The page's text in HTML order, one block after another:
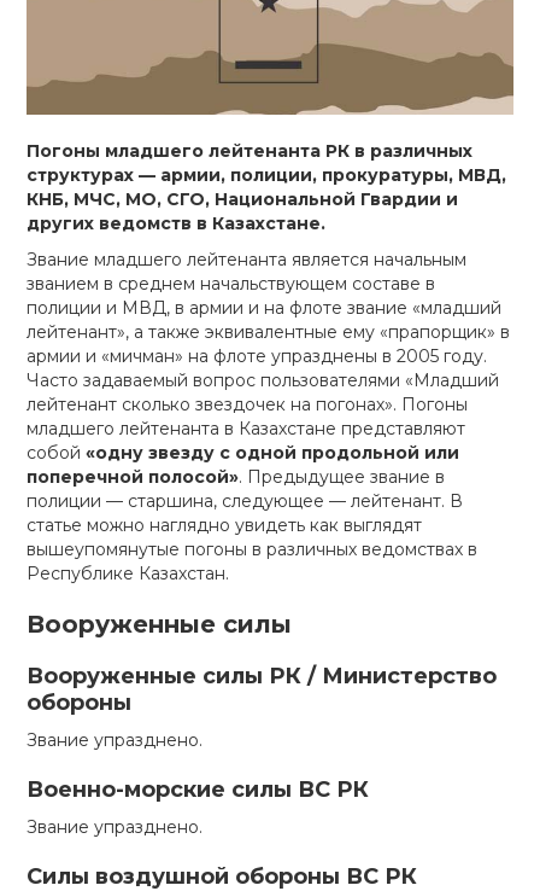
Погоны младшего лейтенанта РК в различных
структурах — армии, полиции, прокуратуры, МВД,
КНБ, МЧС, МО, СГО, Национальной Гвардии и
других ведомств в Казахстане.
Звание младшего лейтенанта является начальным
званием в среднем начальствующем составе в
полиции и МВД, в армии и на флоте звание «младший
лейтенант», а также эквивалентные ему «прапорщик» в
армии и «мичман» на флоте упразднены в 2005 году.
Часто задаваемый вопрос пользователями «Младший
лейтенант сколько звездочек на погонах». Погоны
младшего лейтенанта в Казахстане представляют
собой«одну звезду с одной продольной или
поперечной полосой». Предыдущее звание в
полиции — старшина, следующее — лейтенант. В
статье можно наглядно увидеть как выглядят
вышеупомянутые погоны в различных ведомствах в
Республике Казахстан.
Вооруженные силы
Вооруженные силы РК / Министерство
обороны
Звание упразднено.
Военно-морские силы ВС РК
Звание упразднено.
Силы воздушной обороны ВС РК